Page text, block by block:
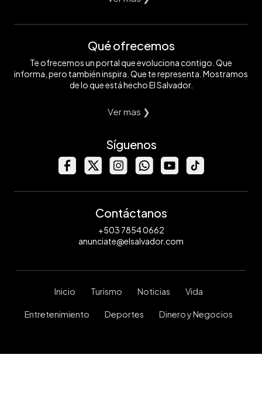
Qué ofrecemos
Te ofrecemos un portal que evoluciona contigo. Que
informa, pero también inspira. Que te representa. Mostramos
de lo que está hecho El Salvador.
Ver mas ❯
Síguenos
Contáctanos
+503 7854 0662
anunciate@elsalvador.com
Inicio Turismo Noticias Vida
Entretenimiento Deportes Dinero y Negocios